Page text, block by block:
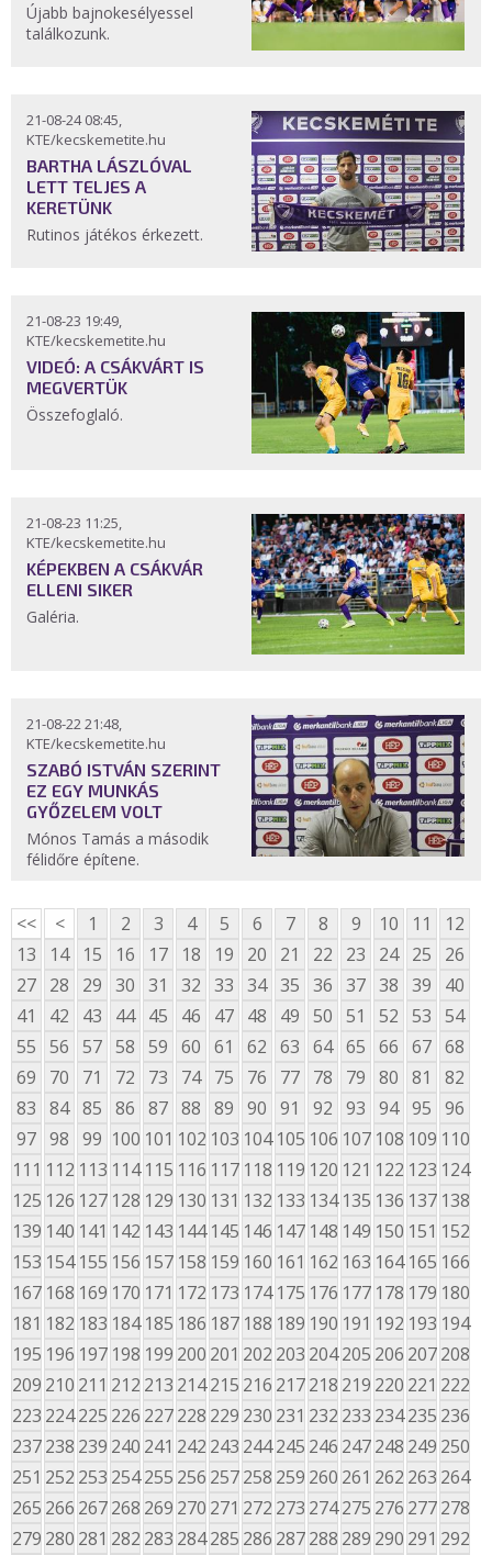
Újabb bajnokesélyessel
találkozunk.
21-08-24 08:45,
KTE/kecskemetite.hu
BARTHA LÁSZLÓVAL
LETT TELJES A
KERETÜNK
Rutinos játékos érkezett.
21-08-23 19:49,
KTE/kecskemetite.hu
VIDEÓ: A CSÁKVÁRT IS
MEGVERTÜK
Összefoglaló.
21-08-23 11:25,
KTE/kecskemetite.hu
KÉPEKBEN A CSÁKVÁR
ELLENI SIKER
Galéria.
21-08-22 21:48,
KTE/kecskemetite.hu
SZABÓ ISTVÁN SZERINT
EZ EGY MUNKÁS
GYŐZELEM VOLT
Mónos Tamás a második
félidőre építene.
<< < 1 2 3 4 5 6 7 8 9 10 11
12
13
14 15 16 17 18 19 20 21 22 23 24 25
26
27 28 29 30 31 32 33 34 35 36 37 38 39
40
41
42 43 44 45 46 47 48 49 50 51 52 53 54
55 56 57 58 59 60 61 62 63 64 65 66 67 68
69
70 71 72 73 74 75 76 77 78 79 80 81
82
83 84 85 86 87 88 89 90 91 92 93 94 95 96
97 98 99 100 101 102 103 104 105 106 107 108 109 110
111 112 113 114 115 116 117 118 119 120 121 122 123 124
125 126 127 128 129 130 131 132 133 134 135 136 137 138
139 140 141 142 143 144 145 146 147 148 149 150 151 152
153 154 155 156 157 158 159 160 161 162 163 164 165 166
167 168 169 170 171 172 173 174 175 176 177 178 179 180
181 182 183 184 185 186 187 188 189 190 191 192 193 194
195 196 197 198 199 200 201 202 203 204205 206 207208
209 210 211 212 213 214215 216 217218 219 220 221 222
223 224225 226 227228 229 230 231 232 233 234235 236
237238 239 240 241 242 243 244245 246 247248 249 250
251 252 253 254255 256 257258 259 260 261 262 263 264
265 266 267268 269 270 271 272 273 274275 276 277278
279 280 281 282 283 284285 286 287288 289 290 291 292